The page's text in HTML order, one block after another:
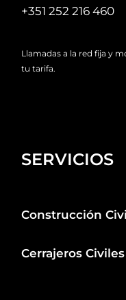
+351 252 216 460
Llamadas a la red fija y
tu tarifa.
SERVICIOS
Construcción
Cerrajeros Civiles